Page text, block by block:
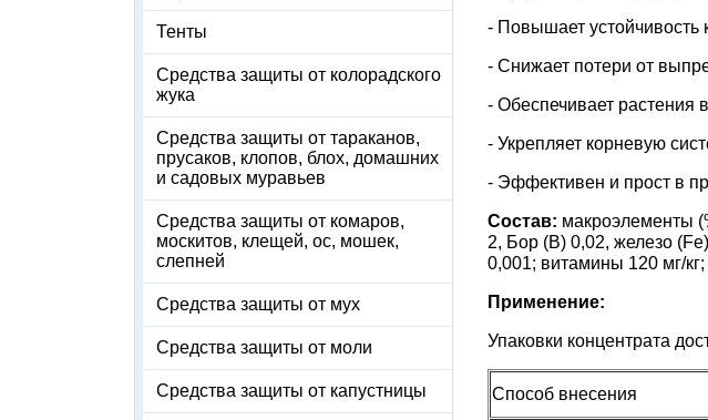
- Повышает устойчивость
- Снижает потери от
- Обеспечивает растения
- Укрепляет корневую
- Эффективен и прост в
Состав: макроэлементы
2, Бор (B) 0,02, железо
0,001; витамины 120 мг/
Применение:
Упаковки концентрата
Способ внесения
Тенты
Средства защиты от колорадского
жука
Средства защиты от тараканов,
прусаков, клопов, блох, домашних
и садовых муравьев
Средства защиты от комаров,
москитов, клещей, ос, мошек,
слепней
Средства защиты от мух
Средства защиты от моли
Средства защиты от капустницы